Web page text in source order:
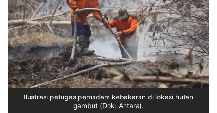
Insight
NTB
Suara
Time
Lens
IDN
Daily
Jogja
Jalan
Rakyat
Idealita
News
Kita
Notice
Dinamikapost.com
Radar
Baru
Seedbacklink
Follow
Kabarbaru
Ilustrasi petugas pemadam kebakaran di lokasi hutan
gambut (Dok: Antara).